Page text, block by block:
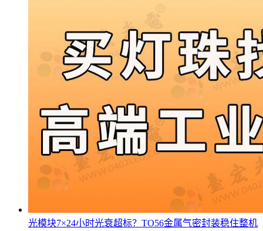
光模块7×24小时光衰超标？TO56金属气密封装稳住整机